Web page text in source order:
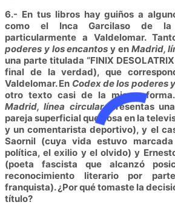
6.- En tus libros hay guiños a
como el Inca Garcilaso de
particularmente a Valdelomar.
poderes y los encantos y en Madrid,
una parte titulada “FINIX
final de la verdad), que
Valdelomar. En Codex de los poderes
otro texto casi de la misma
Madrid, línea circular, presentas
pareja superficial que posa en la
y un comentarista deportivo), y el
Saornil (cuya vida estuvo
política, el exilio y el olvido) y
(poeta fascista que alcanzó
reconocimiento literario por
franquista). ¿Por qué tomaste la
título?